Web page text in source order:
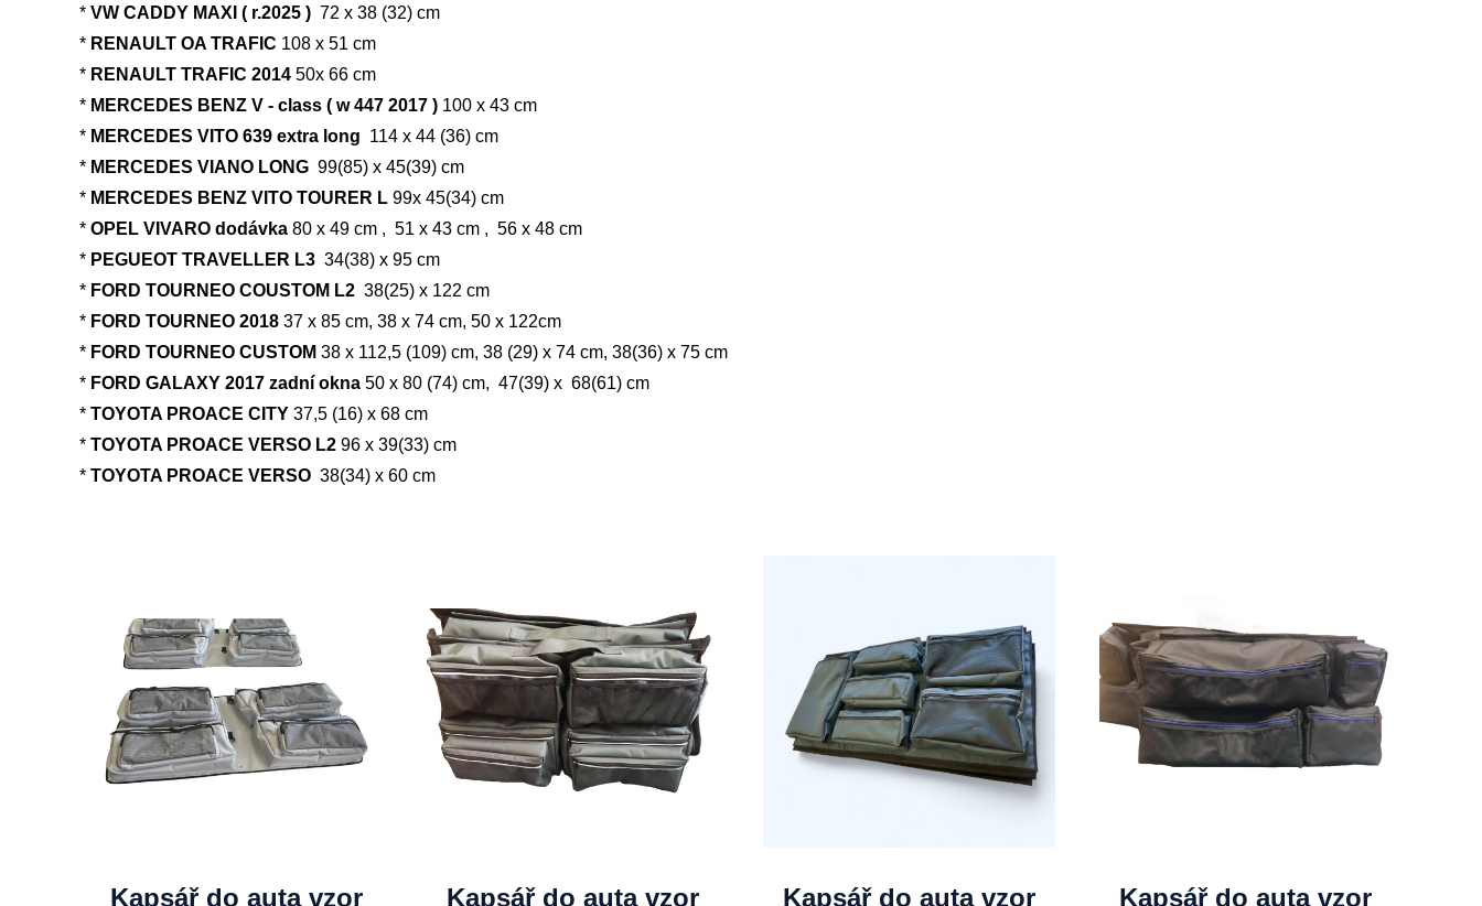
* VW CADDY MAXI ( r.2025 ) 72 x 38 (32) cm
* RENAULT OA TRAFIC 108 x 51 cm
* RENAULT TRAFIC 2014 50x 66 cm
* MERCEDES BENZ V - class ( w 447 2017 ) 100 x 43 cm
* MERCEDES VITO 639 extra long 114 x 44 (36) cm
* MERCEDES VIANO LONG 99(85) x 45(39) cm
* MERCEDES BENZ VITO TOURER L 99x 45(34) cm
* OPEL VIVARO dodávka 80 x 49 cm , 51 x 43 cm , 56 x 48 cm
* PEGUEOT TRAVELLER L3 34(38) x 95 cm
* FORD TOURNEO COUSTOM L2 38(25) x 122 cm
* FORD TOURNEO 2018 37 x 85 cm, 38 x 74 cm, 50 x 122cm
* FORD TOURNEO CUSTOM 38 x 112,5 (109) cm, 38 (29) x 74 cm, 38(36) x 75 cm
* FORD GALAXY 2017 zadní okna 50 x 80 (74) cm, 47(39) x 68(61) cm
* TOYOTA PROACE CITY 37,5 (16) x 68 cm
* TOYOTA PROACE VERSO L2 96 x 39(33) cm
* TOYOTA PROACE VERSO 38(34) x 60 cm
Kapsář do auta vzor
Kapsář do auta vzor
Kapsář do auta vzor
Kapsář do auta vzor